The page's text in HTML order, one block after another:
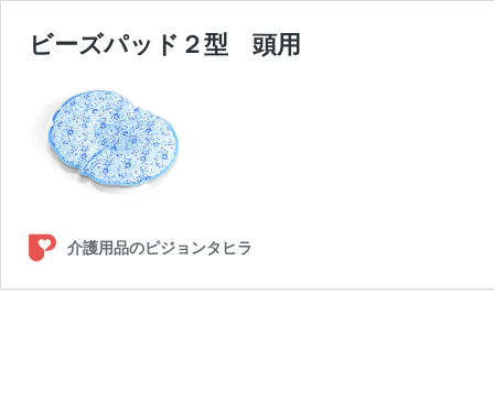
ビーズパッド２型 頭用
介護用品のピジョンタヒラ